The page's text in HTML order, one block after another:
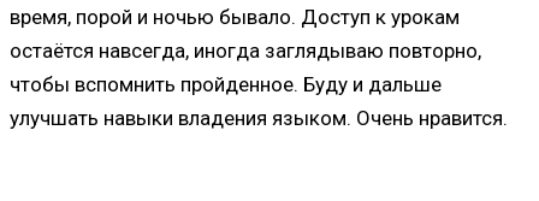
время, порой и ночью бывало. Доступ к урокам
остаётся навсегда, иногда заглядываю повторно,
чтобы вспомнить пройденное. Буду и дальше
улучшать навыки владения языком. Очень нравится.